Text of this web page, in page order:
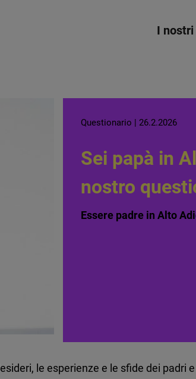
I
Questionario | 26.2.2026
Sei papà in
nostro
Essere padre in Alto
le esperienze e le sfide dei padri